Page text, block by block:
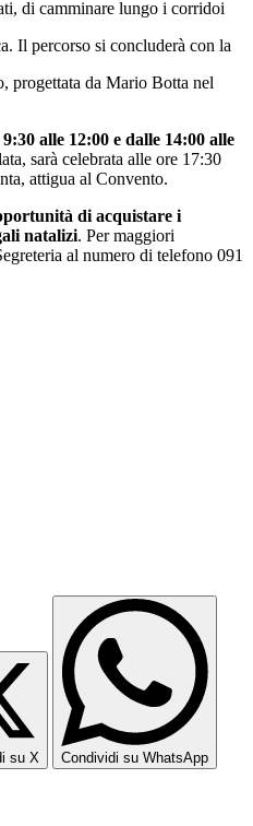
di camminare lungo i corridoi
Il percorso si concluderà con la
progettata da Mario Botta nel
alle 12:00 e dalle 14:00 alle
sarà celebrata alle ore 17:30
attigua al Convento.
di acquistare i
natalizi. Per maggiori
al numero di telefono 091
su X Condividi su WhatsApp